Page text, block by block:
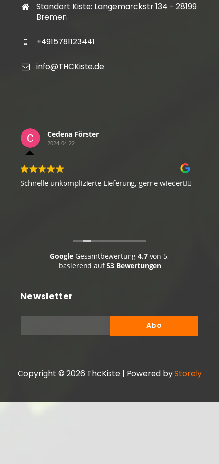
Standort Kiste: Langemarckstr 134 - 28199
Bremen
+4915781123441
info@THCKiste.de
Cedena Förster
2024-04-22
Schnelle unkomplizierte Lieferung, gerne wieder👍🏻
GoogleGesamtbewertung 4.7von 5,
basierend auf53 Bewertungen
Newsletter
Copyright © 2026 ThcKiste | Powered byStorely